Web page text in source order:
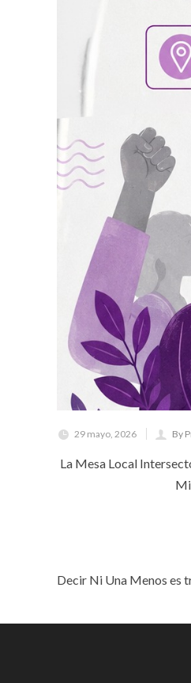
29 mayo, 2026 By
La Mesa Local
Decir Ni Una Menos es